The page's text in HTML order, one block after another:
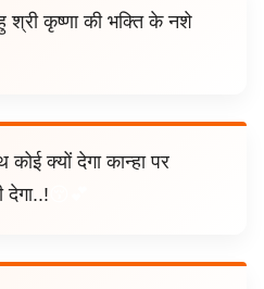
कृष्णा की भक्ति के नशे
क्यों देगा कान्हा पर
देगा..!